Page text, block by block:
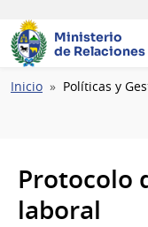
Ministerio
de
Ruta
Inicio Políticas y
Protocolo
laboral